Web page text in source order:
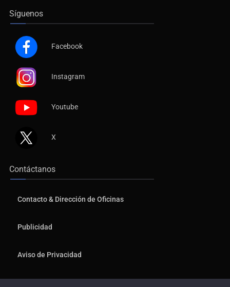
Síguenos
Facebook
Instagram
Youtube
X
Contáctanos
Contacto & Dirección de Oficinas
Publicidad
Aviso de Privacidad